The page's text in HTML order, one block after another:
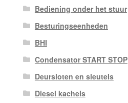
Bediening onder het stuur
Besturingseenheden
BHI
Condensator START STOP
Deursloten en sleutels
Diesel kachels